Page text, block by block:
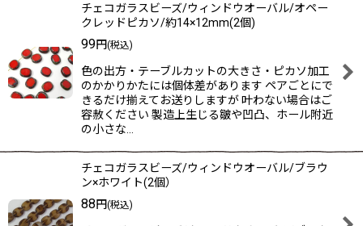
チェコガラスビーズ/ウィンドウオーバル/オペー
クレッドピカソ/約14×12mm(2個)
99円(税込)
色の出方・テーブルカットの大きさ・ピカソ加工
のかかりかたには個体差があります ペアごとにで
きるだけ揃えてお送りしますが 叶わない場合はご
容赦ください 製造上生じる皺や凹凸、ホール附近
の小さな…
チェコガラスビーズ/ウィンドウオーバル/ブラウ
ン×ホワイト(2個）
88円(税込)